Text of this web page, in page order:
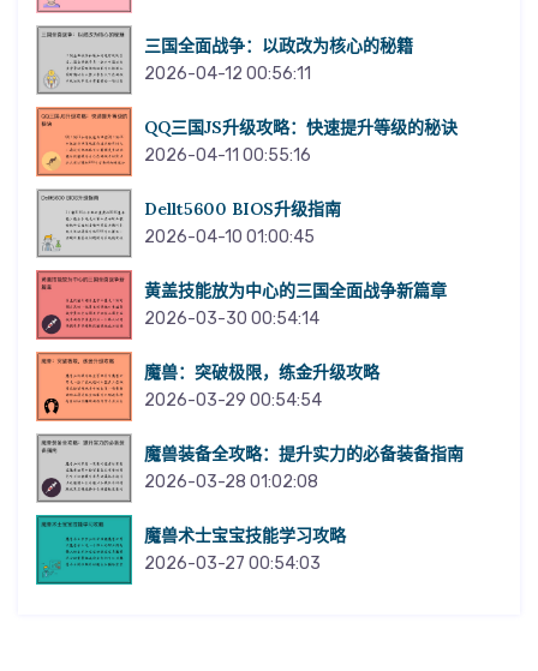
三国全面战争：以政改为核心的秘籍
2026-04-12 00:56:11
QQ三国JS升级攻略：快速提升等级的秘诀
2026-04-11 00:55:16
Dellt5600 BIOS升级指南
2026-04-10 01:00:45
黄盖技能放为中心的三国全面战争新篇章
2026-03-30 00:54:14
魔兽：突破极限，练金升级攻略
2026-03-29 00:54:54
魔兽装备全攻略：提升实力的必备装备指南
2026-03-28 01:02:08
魔兽术士宝宝技能学习攻略
2026-03-27 00:54:03